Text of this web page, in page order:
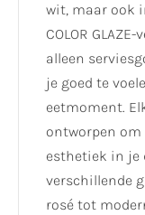
wit, maar ook
COLOR
alleen
je goed te
eetmoment.
ontworpen
esthetiek in je
verschillende
rosé tot